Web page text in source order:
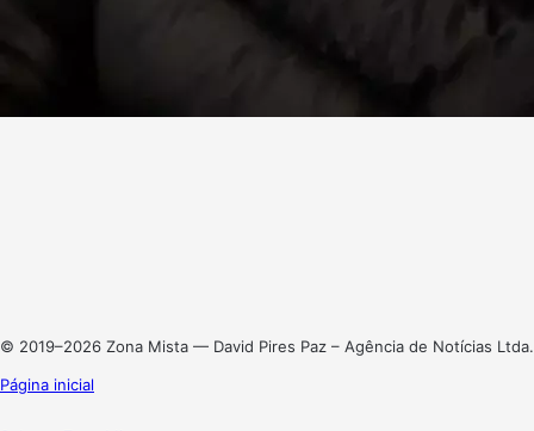
© 2019–2026 Zona Mista — David Pires Paz – Agência de Notícias Ltda.
Página inicial